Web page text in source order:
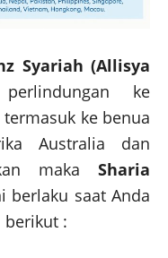
Syariah (Allisya
ke
ke benua
Australia dan
maka Sharia
berlaku saat Anda
berikut :